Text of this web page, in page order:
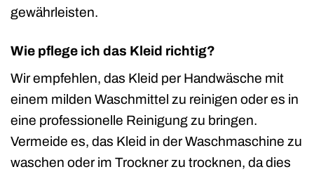
gewährleisten.
Wie pflege ich das Kleid richtig?
Wir empfehlen, das Kleid per Handwäsche mit
einem milden Waschmittel zu reinigen oder es in
eine professionelle Reinigung zu bringen.
Vermeide es, das Kleid in der Waschmaschine zu
waschen oder im Trockner zu trocknen, da dies